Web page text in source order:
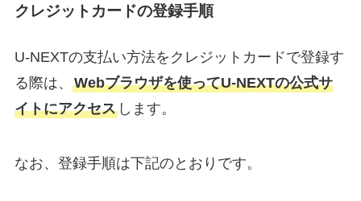
クレジットカードの登録手順
U-NEXTの支払い方法をクレジットカードで登録す
る際は、 Webブラウザを使ってU-NEXTの公式サ
イトにアクセスします。
なお、登録手順は下記のとおりです。